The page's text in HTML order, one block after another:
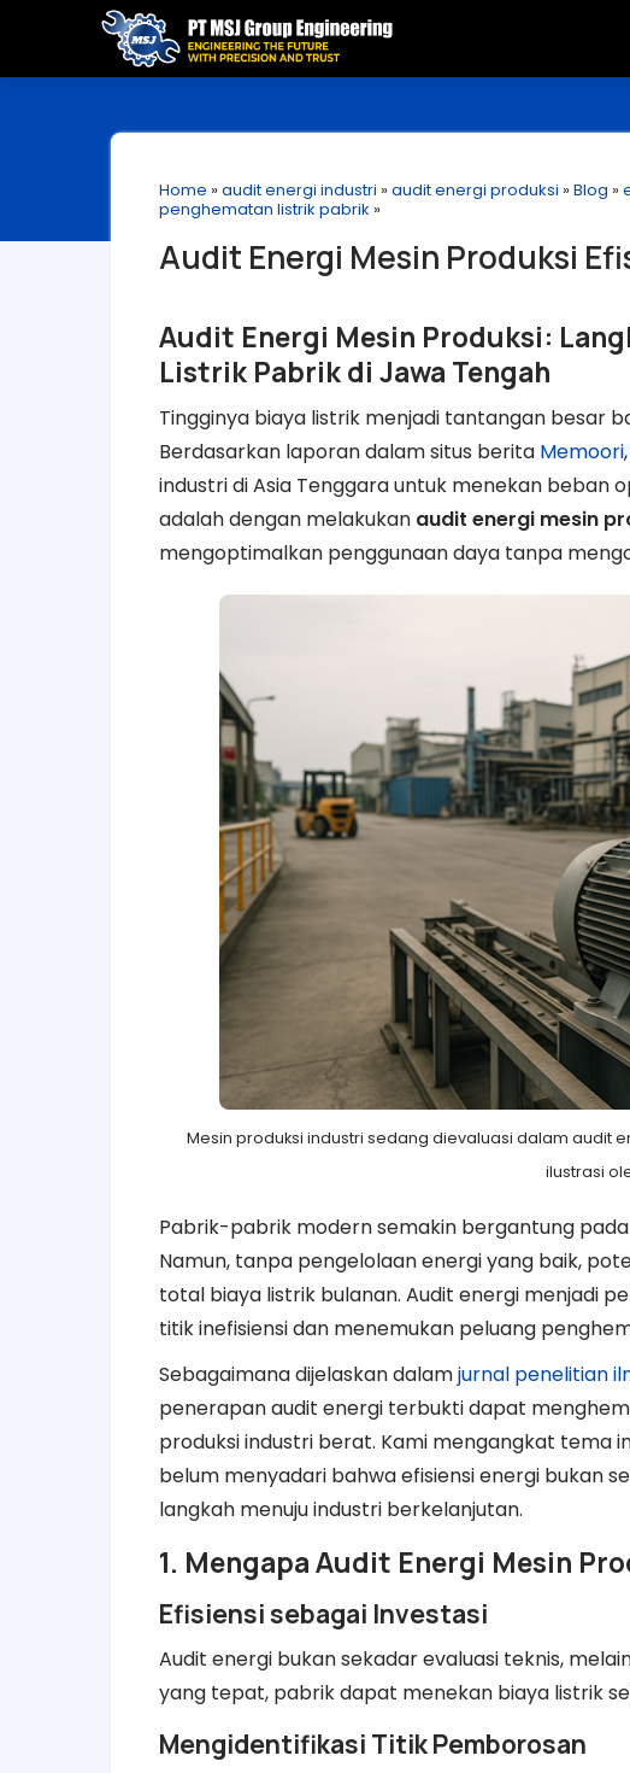
Home »audit energi industri »audit energi produksi »Blog »
penghematan listrik pabrik »
Audit Energi Mesin Produksi
Audit Energi Mesin Produksi:
Listrik Pabrik di Jawa Tengah
Tingginya biaya listrik menjadi tantangan besar
Berdasarkan laporan dalam situs berita Memoori
industri di Asia Tenggara untuk menekan beban
adalah dengan melakukan audit energi mesin
mengoptimalkan penggunaan daya tanpa
Mesin produksi industri sedang dievaluasi dalam audit
ilustrasi
Pabrik-pabrik modern semakin bergantung
Namun, tanpa pengelolaan energi yang baik,
total biaya listrik bulanan. Audit energi menjadi
titik inefisiensi dan menemukan peluang
Sebagaimana dijelaskan dalamjurnal penelitian
penerapan audit energi terbukti dapat
produksi industri berat. Kami mengangkat tema
belum menyadari bahwa efisiensi energi bukan
langkah menuju industri berkelanjutan.
1. Mengapa Audit Energi Mesin
Efisiensi sebagai Investasi
Audit energi bukan sekadar evaluasi teknis,
yang tepat, pabrik dapat menekan biaya listrik
Mengidentifikasi Titik Pemborosan